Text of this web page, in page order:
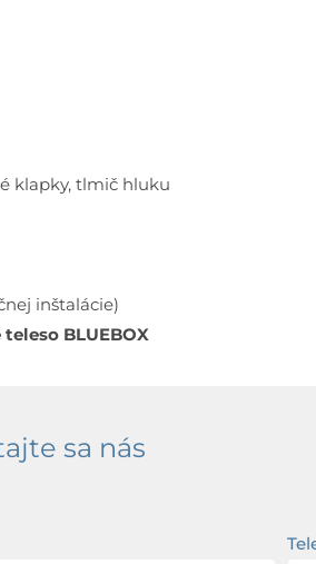
klapky, tlmič hluku
inštalácie)
BLUEBOX
sa nás